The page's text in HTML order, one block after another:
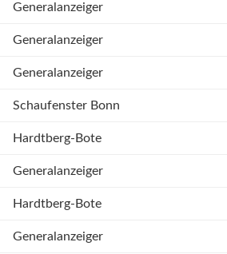
Generalanzeiger
Generalanzeiger
Generalanzeiger
Schaufenster Bonn
Hardtberg-Bote
Generalanzeiger
Hardtberg-Bote
Generalanzeiger